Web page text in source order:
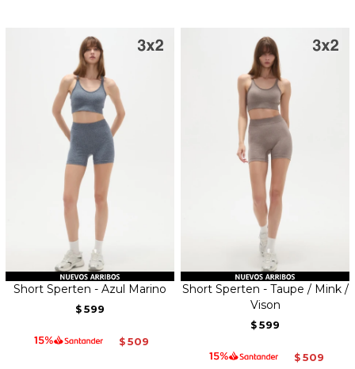
Short Sperten - Azul Marino
$ 599
$ 509
Short Sperten - Taupe / Mink /
Vison
$ 599
$ 509